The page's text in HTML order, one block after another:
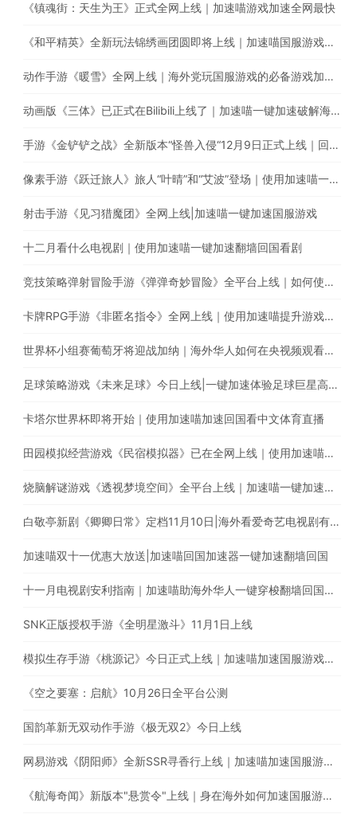
《镇魂街：天生为王》正式全网上线｜加速喵游戏加速全网最快
《和平精英》全新玩法锦绣画团圆即将上线｜加速喵国服游戏超快加速
动作手游《暖雪》全网上线｜海外党玩国服游戏的必备游戏加速器
动画版《三体》已正式在Bilibili上线了｜加速喵一键加速破解海外地区限制
手游《金铲铲之战》全新版本“怪兽入侵“12月9日正式上线｜回国游戏加速器的最佳选择
像素手游《跃迁旅人》旅人“叶晴”和“艾波”登场｜使用加速喵一键加速国服游戏低延迟无卡顿
射击手游《见习猎魔团》全网上线|加速喵一键加速国服游戏
十二月看什么电视剧｜使用加速喵一键加速翻墙回国看剧
竞技策略弹射冒险手游《弹弹奇妙冒险》全平台上线｜如何使用加速喵玩国服手游
卡牌RPG手游《非匿名指令》全网上线｜使用加速喵提升游戏体验
世界杯小组赛葡萄牙将迎战加纳｜海外华人如何在央视频观看C罗首秀直播？
足球策略游戏《未来足球》今日上线|一键加速体验足球巨星高能瞬间
卡塔尔世界杯即将开始｜使用加速喵加速回国看中文体育直播
田园模拟经营游戏《民宿模拟器》已在全网上线｜使用加速喵一键加速国服手游
烧脑解谜游戏《透视梦境空间》全平台上线｜加速喵一键加速国服游戏
白敬亭新剧《卿卿日常》定档11月10日|海外看爱奇艺电视剧有地区限制怎么办?
加速喵双十一优惠大放送|加速喵回国加速器一键加速翻墙回国
十一月电视剧安利指南｜加速喵助海外华人一键穿梭翻墙回国追剧
SNK正版授权手游《全明星激斗》11月1日上线
模拟生存手游《桃源记》今日正式上线｜加速喵加速国服游戏全网最快
《空之要塞：启航》10月26日全平台公测
国韵革新无双动作手游《极无双2》今日上线
网易游戏《阴阳师》全新SSR寻香行上线｜加速喵加速国服游戏，全网最快！
《航海奇闻》新版本"悬赏令"上线｜身在海外如何加速国服游戏？